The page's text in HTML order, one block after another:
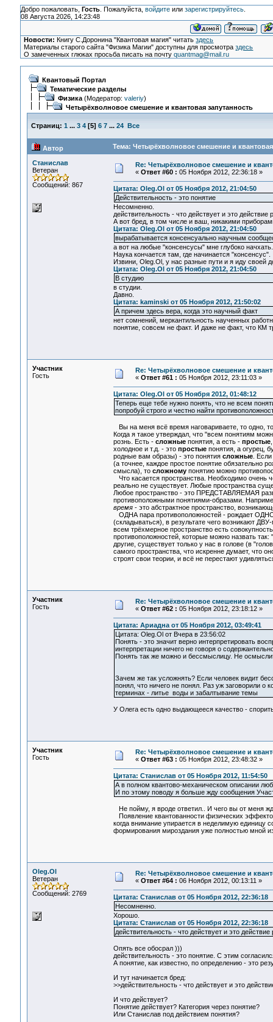
Добро пожаловать, Гость. Пожалуйста, войдитеили зарегистрируйтесь.
08 Августа 2026, 14:23:48
Новости: Книгу С.Доронина "Квантовая магия" читатьздесь
Материалы старого сайта "Физика Магии" доступны для просмотраздесь
О замеченных глюках просьба писать на почтуquantmag@mail.ru
Квантовый Портал
Тематические разделы
Физика(Модератор: valeriy)
Четырёхволновое смешение и квантовая запутанность
Страниц: 1 ... 3 4[5] 6 7 ... 24 Все
Автор Тема: Четырёхволновое смешение и
Станислав
Ветеран
Сообщений: 867
Re: Четырёхволновое смешение и
« Ответ #60 : 05 Ноября 2012, 22:36:18 »
Цитата: Oleg.Ol от 05 Ноября 2012, 21:04:50
Действительность - это понятие
Несомненно.
действительность - что действует и это действие
А вот бред, в том числе и ваш, никакими
Цитата: Oleg.Ol от 05 Ноября 2012, 21:04:50
вырабатывается консенсуально научным
а вот на любые "консенсусы" мне глубоко начхать.
Наука кончается там, где начинается "консенсус".
Извини, Oleg.Ol, у нас разные пути и я иду своей
Цитата: Oleg.Ol от 05 Ноября 2012, 21:04:50
В студию
в студии.
Давно.
Цитата: kaminski от 05 Ноября 2012, 21:50:02
А причем здесь вера, когда это научный факт
нет сомнений, меркантильность наученных
понятие, совсем не факт. И даже не факт, что КМ
Участник
Гость
Re: Четырёхволновое смешение и
« Ответ #61 : 05 Ноября 2012, 23:11:03 »
Цитата: Oleg.Ol от 05 Ноября 2012, 01:48:12
Теперь еще тебе нужно понять, что не всем
попробуй строго и честно найти
Вы на меня всё время наговариваете, то одно,
Когда я такое утверждал, что "всем понятиям
рознь. Есть - сложныепонятия, а есть - простые,
холодное и т.д. - это простыепонятия, а огурец,
родные вам образы) - это понятия сложные.
(а точнее, каждое простое понятие обязательно
смысла), то сложномупонятию можно
Что касается пространства. Необходимо очень
реально не существует. Любые пространства
Любое пространство - это ПРЕДСТАВЛЯЕМАЯ
противоположными понятиями-образами.
время- это абстрактное пространство,
ОДНА пара противоположностей - рождает
(складываться), в результате чего возникают
всем трёхмерное пространство есть
противоположностей, которые можно назвать
другие, существует только у нас в голове (в
самого пространства, что искренне думает, что
строят свои теории, и всё не перестают
Участник
Гость
Re: Четырёхволновое смешение и
« Ответ #62 : 05 Ноября 2012, 23:18:12 »
Цитата: Ариадна от 05 Ноября 2012, 03:49:41
Цитата: Oleg.Ol от Вчера в 23:56:02
Понять - это значит верно интерпретировать
интерпретации ничего не говоря о
Понять так же можно и бессмыслицу. Не
Зачем же так усложнять? Если человек видит
понял, что ничего не понял. Раз уж заговорили о
терминах - литье воды и забалтывание темы
У Олега есть одно выдающееся качество -
Участник
Гость
Re: Четырёхволновое смешение и
« Ответ #63 : 05 Ноября 2012, 23:48:32 »
Цитата: Станислав от 05 Ноября 2012, 11:54:50
А в полном квантово-механическом описании
И по этому поводу я больше жду сообщения
Не пойму, я вроде ответил.. И чего вы от меня
Появление квантованности физических
когда внимание упирается в неделимую единицу
формирования мироздания уже полностью мной
Oleg.Ol
Ветеран
Сообщений: 2769
Re: Четырёхволновое смешение и
« Ответ #64 : 06 Ноября 2012, 00:13:11 »
Цитата: Станислав от 05 Ноября 2012, 22:36:18
Несомненно.
Хорошо.
Цитата: Станислав от 05 Ноября 2012, 22:36:18
действительность - что действует и это
Опять все обосрал )))
действительность - это понятие. С этим
А понятие, как известно, по определению - это
И тут начинается бред:
>>действительность - что действует и это
И что действует?
Понятие действует? Категория через понятие?
Или Станислав под действием понятия?